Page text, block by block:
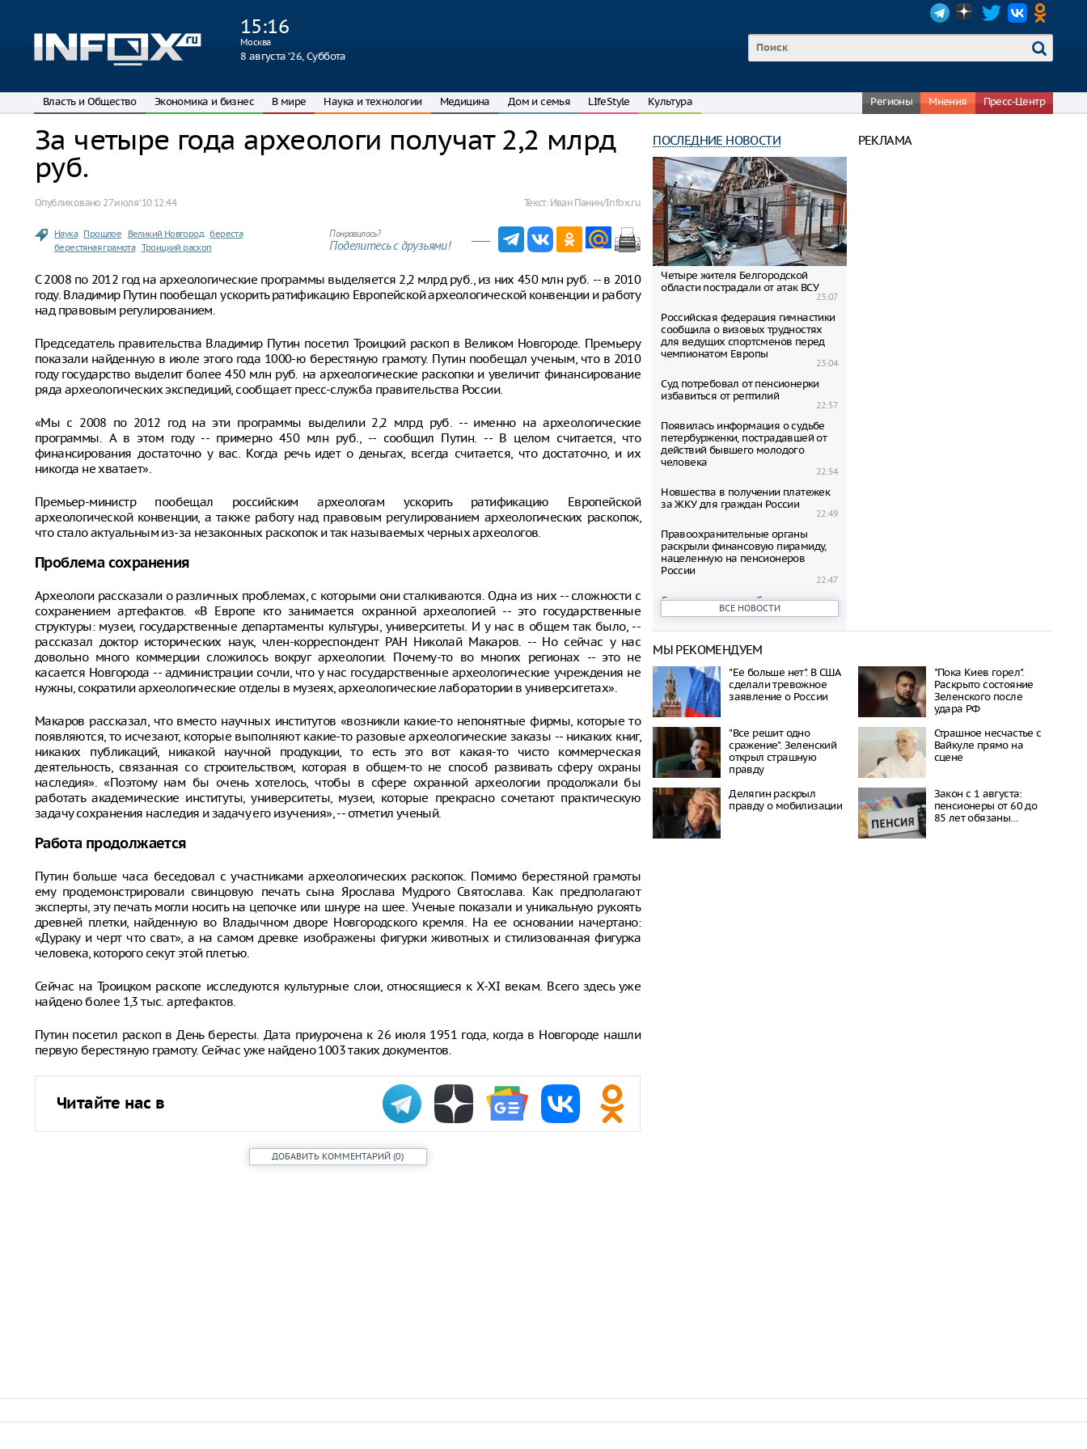
15:16
Москва
8 августа ‘26, Суббота
Власть и Общество Экономика и бизнес В мире Наука и технологии Медицина Дом и семья LIfeStyle Культура Регионы Мнения Пресс-Центр
За четыре года археологи получат 2,2 млрд
руб.
Опубликовано 27 июля ‘10 12:44 Текст: Иван Панин/Infox.ru
Наука Прошлое Великий Новгород береста
берестяная грамота Троицкий раскоп
Понравилось?
Поделитесь с друзьями!
С 2008 по 2012 год на археологические программы выделяется 2,2 млрд руб., из них 450 млн руб. -- в 2010
году. Владимир Путин пообещал ускорить ратификацию Европейской археологической конвенции и работу
над правовым регулированием.
Председатель правительства Владимир Путин посетил Троицкий раскоп в Великом Новгороде. Премьеру
показали найденную в июле этого года 1000-ю берестяную грамоту. Путин пообещал ученым, что в 2010
году государство выделит более 450 млн руб. на археологические раскопки и увеличит финансирование
ряда археологических экспедиций, сообщает пресс-служба правительства России.
«Мы с 2008 по 2012 год на эти программы выделили 2,2 млрд руб. -- именно на археологические
программы. А в этом году -- примерно 450 млн руб., -- сообщил Путин. -- В целом считается, что
финансирования достаточно у вас. Когда речь идет о деньгах, всегда считается, что достаточно, и их
никогда не хватает».
Премьер-министр пообещал российским археологам ускорить ратификацию Европейской
археологической конвенции, а также работу над правовым регулированием археологических раскопок,
что стало актуальным из-за незаконных раскопок и так называемых черных археологов.
Проблема сохранения
Археологи рассказали о различных проблемах, с которыми они сталкиваются. Одна из них -- сложности с
сохранением артефактов. «В Европе кто занимается охранной археологией -- это государственные
структуры: музеи, государственные департаменты культуры, университеты. И у нас в общем так было, --
рассказал доктор исторических наук, член-корреспондент РАН Николай Макаров. -- Но сейчас у нас
довольно много коммерции сложилось вокруг археологии. Почему-то во многих регионах -- это не
касается Новгорода -- администрации сочли, что у нас государственные археологические учреждения не
нужны, сократили археологические отделы в музеях, археологические лаборатории в университетах».
Макаров рассказал, что вместо научных институтов «возникли какие-то непонятные фирмы, которые то
появляются, то исчезают, которые выполняют какие-то разовые археологические заказы -- никаких книг,
никаких публикаций, никакой научной продукции, то есть это вот какая-то чисто коммерческая
деятельность, связанная со строительством, которая в общем-то не способ развивать сферу охраны
наследия». «Поэтому нам бы очень хотелось, чтобы в сфере охранной археологии продолжали бы
работать академические институты, университеты, музеи, которые прекрасно сочетают практическую
задачу сохранения наследия и задачу его изучения», -- отметил ученый.
Работа продолжается
Путин больше часа беседовал с участниками археологических раскопок. Помимо берестяной грамоты
ему продемонстрировали свинцовую печать сына Ярослава Мудрого Святослава. Как предполагают
эксперты, эту печать могли носить на цепочке или шнуре на шее. Ученые показали и уникальную рукоять
древней плетки, найденную во Владычном дворе Новгородского кремля. На ее основании начертано:
«Дураку и черт что сват», а на самом древке изображены фигурки животных и стилизованная фигурка
человека, которого секут этой плетью.
Сейчас на Троицком раскопе исследуются культурные слои, относящиеся к X-XI векам. Всего здесь уже
найдено более 1,3 тыс. артефактов.
Путин посетил раскоп в День бересты. Дата приурочена к 26 июля 1951 года, когда в Новгороде нашли
первую берестяную грамоту. Сейчас уже найдено 1003 таких документов.
Читайте нас в
ДОБАВИТЬ КОММЕНТАРИЙ (0)
ПОСЛЕДНИЕ НОВОСТИ
Четыре жителя Белгородской
области пострадали от атак ВСУ
23:07
Российская федерация гимнастики
сообщила о визовых трудностях
для ведущих спортсменов перед
чемпионатом Европы
23:04
Суд потребовал от пенсионерки
избавиться от рептилий
22:57
Появилась информация о судьбе
петербурженки, пострадавшей от
действий бывшего молодого
человека
22:54
Новшества в получении платежек
за ЖКУ для граждан России
22:49
Правоохранительные органы
раскрыли финансовую пирамиду,
нацеленную на пенсионеров
России
22:47
Северные олени гибнут на
Шпицбергене по неизвестной
22:42
Тысячи грузовиков застряли на
границе Украины и Польши
22:38
Младенец родился спустя полтора
часа после трагической гибели
матери, упавшей с 10-го этажа
Онищенко: в период простуд может
быть введено обязательное
ношение масок
Звезда реалити-шоу поужинала с
кошкой из одной миски, вызвав
отвращение у зрителей
ВСЕ НОВОСТИ
РЕКЛАМА
МЫ РЕКОМЕНДУЕМ
"Ее больше нет". В США
сделали тревожное
заявление о России
"Пока Киев горел".
Раскрыто состояние
Зеленского после
удара РФ
"Все решит одно
сражение". Зеленский
открыл страшную
правду
Страшное несчастье с
Вайкуле прямо на
сцене
Делягин раскрыл
правду о мобилизации
Закон с 1 августа:
пенсионеры от 60 до
85 лет обязаны…